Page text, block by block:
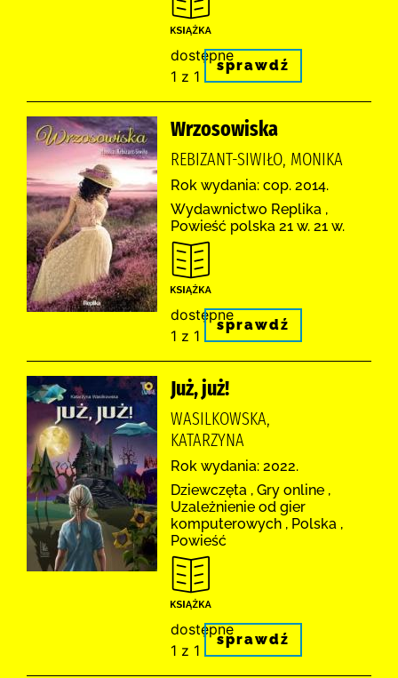
dostępne
1 z 1
sprawdź
Wrzosowiska
REBIZANT-SIWIŁO, MONIKA
Rok wydania: cop. 2014.
Wydawnictwo Replika ,
Powieść polska 21 w. 21 w.
dostępne
1 z 1
sprawdź
Już, już!
WASILKOWSKA,
KATARZYNA
Rok wydania: 2022.
Dziewczęta , Gry online ,
Uzależnienie od gier
komputerowych , Polska ,
Powieść
dostępne
1 z 1
sprawdź